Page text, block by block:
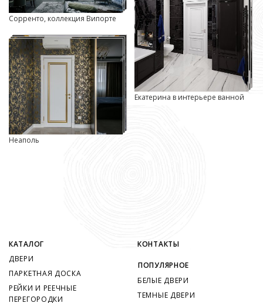
Сорренто, коллекция Випорте
Неаполь
Екатерина в интерьере ванной
КАТАЛОГ
ДВЕРИ
ПАРКЕТНАЯ ДОСКА
РЕЙКИ И РЕЕЧНЫЕ
ПЕРЕГОРОДКИ
КОНТАКТЫ
ПОПУЛЯРНОЕ
БЕЛЫЕ ДВЕРИ
ТЕМНЫЕ ДВЕРИ